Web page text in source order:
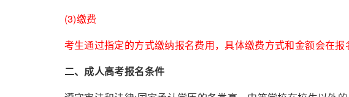
(3)缴费
考生通过指定的方式缴纳报名费用，具体缴费方式和金额会在报
二、成人高考报名条件